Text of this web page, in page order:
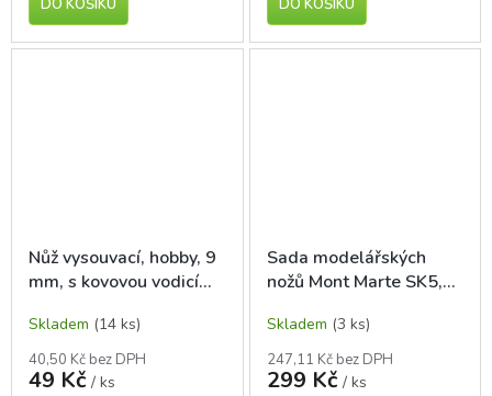
DO KOŠÍKU DO KOŠÍKU
Nůž vysouvací, hobby, 9
mm, s kovovou vodicí
Skladem (14 ks)
40,50 Kč bez DPH
49 Kč / ks
Sada modelářských
nožů Mont Marte SK5,
Skladem (3 ks)
247,11 Kč bez DPH
299 Kč / ks